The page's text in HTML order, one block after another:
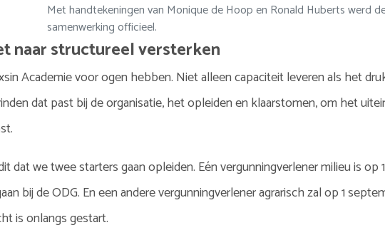
Met handtekeningen van Monique de Hoop en Ronald Huberts werd
samenwerking officieel.
naar structureel versterken
Academie voor ogen hebben. Niet alleen capaciteit leveren als het
dat past bij de organisatie, het opleiden en klaarstomen, om het
dat we twee starters gaan opleiden. Eén vergunningverlener milieu is op
bij de ODG. En een andere vergunningverlener agrarisch zal op 1
is onlangs gestart.